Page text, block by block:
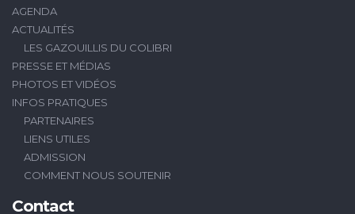
AGENDA
ACTUALITÉS
LES GAZOUILLIS DU COLIBRI
PRESSE ET MÉDIAS
PHOTOS ET VIDÉOS
INFOS PRATIQUES
PARTENAIRES
LIENS UTILES
ADMISSION
COMMENT NOUS SOUTENIR
Contact